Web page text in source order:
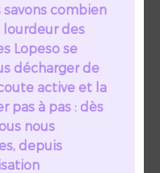
combien
lourdeur des
Lopeso se
décharger de
active et la
pas à pas : dès
nous
depuis